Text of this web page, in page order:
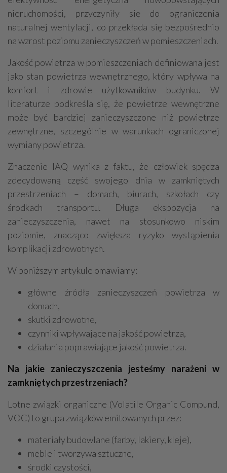
nieruchomości, przyczyniły się do ograniczenia
naturalnej wentylacji, co przekłada się bezpośrednio
na wzrost poziomu zanieczyszczeń w pomieszczeniach.
Jakość powietrza w pomieszczeniach definiowana jest
jako stan powietrza wewnętrznego, który wpływa na
komfort i zdrowie użytkowników budynku. W
literaturze podkreśla się, że powietrze wewnętrzne
może być bardziej zanieczyszczone niż powietrze
zewnętrzne, szczególnie w warunkach ograniczonej
wymiany powietrza.
Znaczenie IAQ wynika z faktu, że człowiek spędza
zdecydowaną część swojego dnia w zamkniętych
przestrzeniach – domach, biurach, szkołach czy
środkach transportu. Długa ekspozycja na
zanieczyszczenia, nawet na stosunkowo niskim
poziomie, znacząco zwiększa ryzyko wystąpienia
komplikacji zdrowotnych.
W poniższym artykule omawiamy:
główne źródła zanieczyszczeń powietrza w
domach,
skutki zdrowotne,
czynniki wpływające na jakość powietrza,
działania poprawiające jakość powietrza.
Na jakie zanieczyszczenia jesteśmy narażeni w
zamkniętych przestrzeniach?
Lotne związki organiczne (Volatile Organic Compund,
VOC) to grupa związków emitowanych przez:
materiały budowlane (farby, lakiery, kleje),
meble i tworzywa sztuczne,
środki czystości,